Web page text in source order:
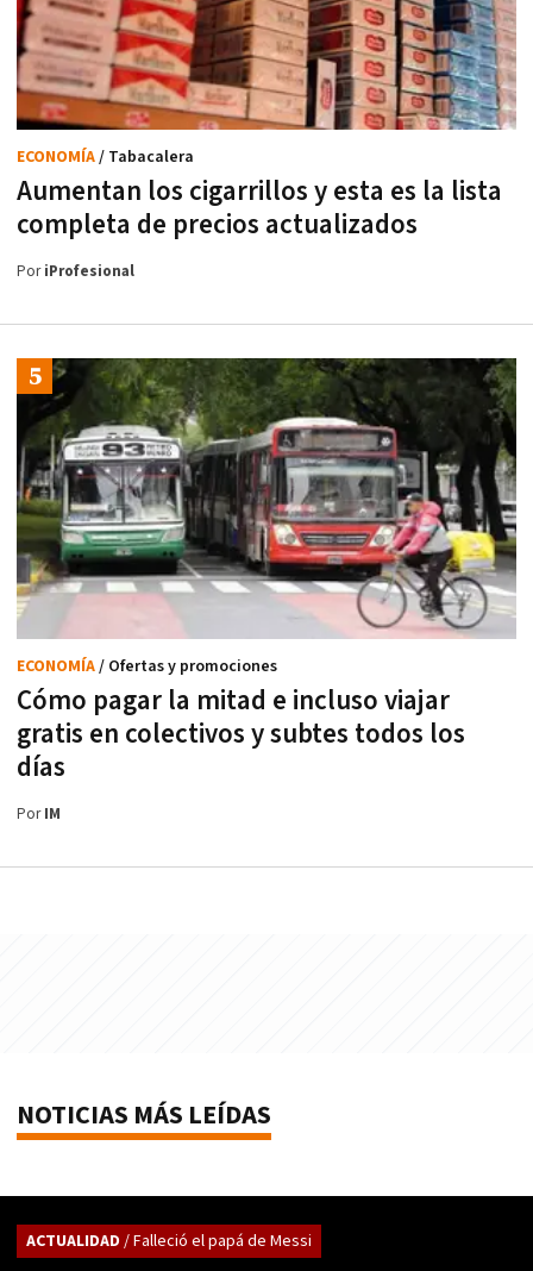
Aumentan los cigarrillos y esta es la lista
completa de precios actualizados
ECONOMÍA/ Tabacalera
PoriProfesional
Cómo pagar la mitad e incluso viajar
gratis en colectivos y subtes todos los
días
ECONOMÍA/ Ofertas y promociones
PorIM
NOTICIAS MÁS LEÍDAS
ACTUALIDAD / Falleció el papá de Messi